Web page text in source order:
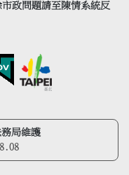
政問題請至陳情系統反
局維護